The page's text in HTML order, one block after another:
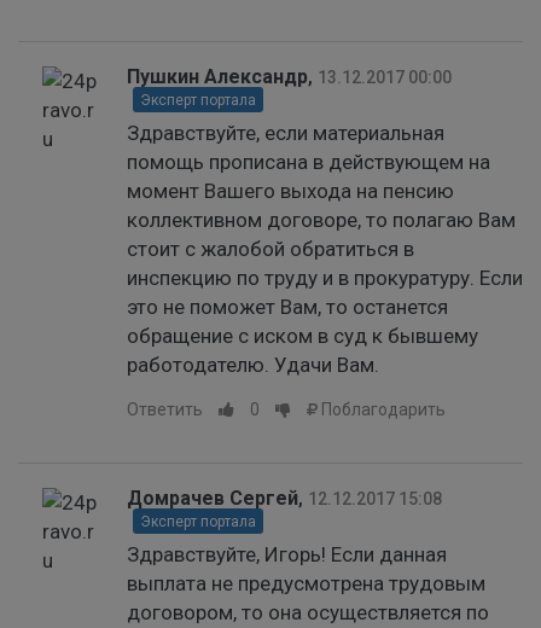
Пушкин Александр, 13.12.2017 00:00
Эксперт портала
Здравствуйте, если материальная
помощь прописана в действующем на
момент Вашего выхода на пенсию
коллективном договоре, то полагаю Вам
стоит с жалобой обратиться в
инспекцию по труду и в прокуратуру. Если
это не поможет Вам, то останется
обращение с иском в суд к бывшему
работодателю. Удачи Вам.
Ответить 0 Поблагодарить
Домрачев Сергей, 12.12.2017 15:08
Эксперт портала
Здравствуйте, Игорь! Если данная
выплата не предусмотрена трудовым
договором, то она осуществляется по